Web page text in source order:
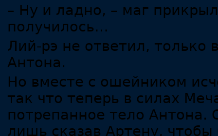
– Ну и ладно, – маг
получилось…
Лий-рэ не ответил, только
Антона.
Но вместе с ошейником
так что теперь в силах
потрепанное тело Антона.
лишь сказав Артену,